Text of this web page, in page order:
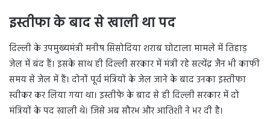
इस्तीफा के बाद से खाली था पद
दिल्ली के उपमुख्यमंत्री मनीष सिसोदिया शराब घोटाला मामले में तिहाड़
जेल में बंद हैं। इसके साथ ही दिल्ली सरकार में मंत्री रहे सत्येंद्र जैन भी काफी
समय से जेल में हैं। दोनों पूर्व मंत्रियों के जेल जाने के बाद उनका इस्तीफा
स्वीकर कर लिया गया था। इस्तीफे के बाद से ही दिल्ली सरकार में दो
मंत्रियों के पद खाली थे। जिसे अब सौरभ और आतिशी ने भर दी है।